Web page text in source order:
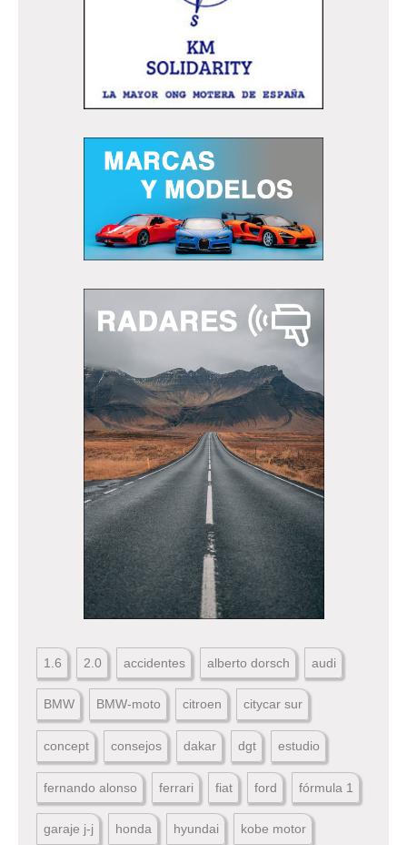
1.6 2.0 accidentes alberto dorsch audi
BMW BMW-moto citroen citycar sur
concept consejos dakar dgt estudio
fernando alonso ferrari fiat ford fórmula 1
garaje j-j honda hyundai kobe motor